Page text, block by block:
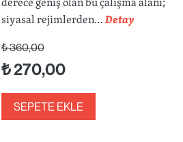
siyasal rejimlerden…Detay
₺360,00
₺270,00
SEPETE EKLE